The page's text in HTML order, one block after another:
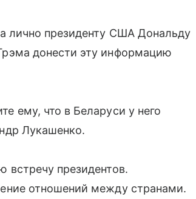
лично президенту США Дональду
донести эту информацию
ему, что в Беларуси у него
Лукашенко.
встречу президентов.
отношений между странами.